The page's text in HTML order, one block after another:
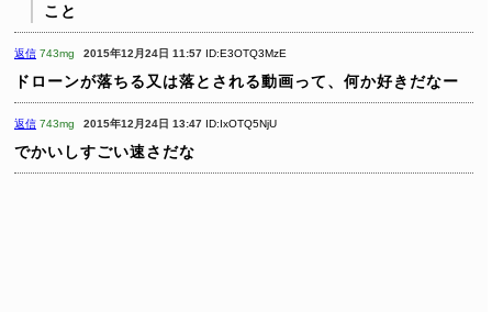
こと
返信 743mg 2015年12月24日 11:57 ID:E3OTQ3MzE
ドローンが落ちる又は落とされる動画って、何か好きだなー
返信 743mg 2015年12月24日 13:47 ID:IxOTQ5NjU
でかいしすごい速さだな